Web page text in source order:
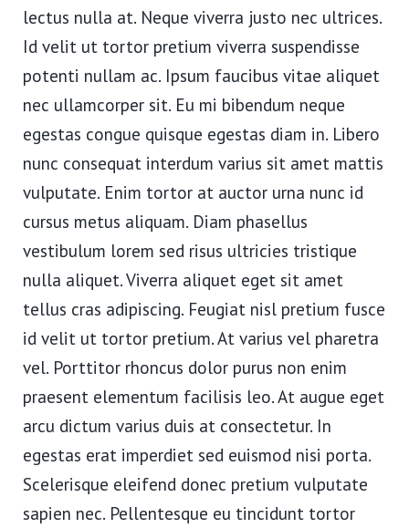
lectus nulla at. Neque viverra justo nec ultrices.
Id velit ut tortor pretium viverra suspendisse
potenti nullam ac. Ipsum faucibus vitae aliquet
nec ullamcorper sit. Eu mi bibendum neque
egestas congue quisque egestas diam in. Libero
nunc consequat interdum varius sit amet mattis
vulputate. Enim tortor at auctor urna nunc id
cursus metus aliquam. Diam phasellus
vestibulum lorem sed risus ultricies tristique
nulla aliquet. Viverra aliquet eget sit amet
tellus cras adipiscing. Feugiat nisl pretium fusce
id velit ut tortor pretium. At varius vel pharetra
vel. Porttitor rhoncus dolor purus non enim
praesent elementum facilisis leo. At augue eget
arcu dictum varius duis at consectetur. In
egestas erat imperdiet sed euismod nisi porta.
Scelerisque eleifend donec pretium vulputate
sapien nec. Pellentesque eu tincidunt tortor